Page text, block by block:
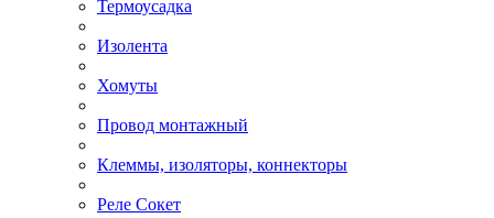
Термоусадка
Изолента
Хомуты
Провод монтажный
Клеммы, изоляторы, коннекторы
Реле Сокет